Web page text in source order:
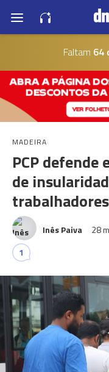
Faltam 64
MADEIRA
PCP defende
de
trabalhadores
Inês Paiva 28
1